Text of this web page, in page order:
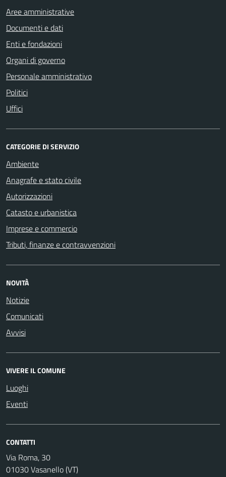
Aree amministrative
Documenti e dati
Enti e fondazioni
Organi di governo
Personale amministrativo
Politici
Uffici
CATEGORIE DI SERVIZIO
Ambiente
Anagrafe e stato civile
Autorizzazioni
Catasto e urbanistica
Imprese e commercio
Tributi, finanze e contravvenzioni
NOVITÀ
Notizie
Comunicati
Avvisi
VIVERE IL COMUNE
Luoghi
Eventi
CONTATTI
Via Roma, 30
01030 Vasanello (VT)